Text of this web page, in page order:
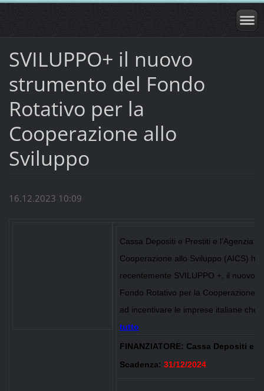
SVILUPPO+ il nuovo
strumento del Fondo
Rotativo per la
Cooperazione allo
Sviluppo
16.12.2023 10:09
Cassa Depositi e Prestiti e l’Agenzia
Cooperazione allo Sviluppo (AICS)
recentemente SVILUPPO +, il nuovo
Fondo Rotativo per la Cooperazione
ad incentivare le imprese italiane che
tutto
FINANZIATORE: Cassa Depositi e
Scadenza: 31/12/2024